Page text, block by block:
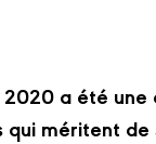
a été
qui méritent